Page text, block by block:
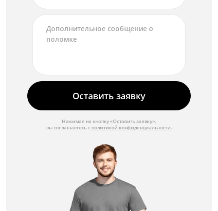
Оставить заявку
Нажимая на кнопку «Оставить заявку»,
вы соглашаетесь с политикой конфиденциальности.